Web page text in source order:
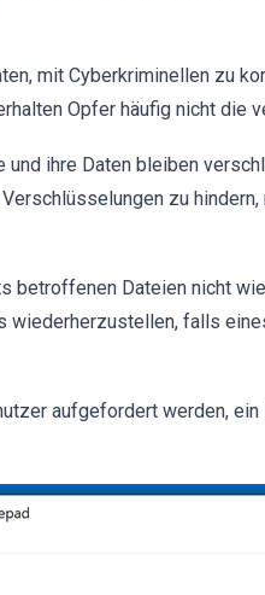
mit Cyberkriminellen zu
Opfer häufig nicht die
ihre Daten bleiben
zu
betroffenen Dateien nicht
wiederherzustellen, falls
aufgefordert werden,